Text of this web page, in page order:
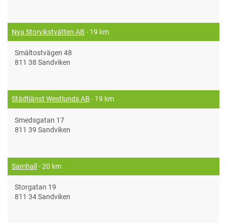
Nya Storvikstvätten AB - 19 km
Smältostvägen 48
811 38 Sandviken
Städtjänst Westlunds AB - 19 km
Smedsgatan 17
811 39 Sandviken
Samhall - 20 km
Storgatan 19
811 34 Sandviken